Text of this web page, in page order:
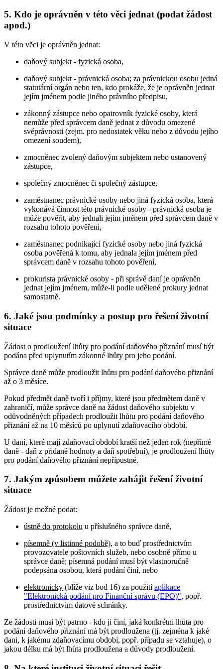
5. Kdo je oprávněn v této věci jednat (podat žádost
apod.)
V této věci je oprávněn jednat:
daňový subjekt - fyzická osoba,
daňový subjekt - právnická osoba; za právnickou osobu jedná
statutární orgán nebo ten, kdo prokáže, že je oprávněn jednat
jejím jménem podle jiného právního předpisu,
zákonný zástupce nebo opatrovník fyzické osoby, která
nemůže před správcem daně jednat z důvodu omezené
svéprávnosti (zejm. pro nedostatek věku nebo z důvodu jejího
omezení soudem),
zmocněnec zvolený daňovým subjektem nebo ustanovený
zástupce,
společný zmocněnec či společný zástupce,
zaměstnanec právnické osoby nebo jiná fyzická osoba, která
vykonává činnost této právnické osoby - právnická osoba je
může pověřit, aby jednali jejím jménem před správcem daně v
rozsahu tohoto pověření,
zaměstnanec podnikající fyzické osoby nebo jiná fyzická
osoba pověřená k tomu, aby jednala jejím jménem před
správcem daně v rozsahu tohoto pověření,
prokurista právnické osoby - při správě daní je oprávněn
jednat jejím jménem, může-li podle udělené prokury jednat
samostatně.
6. Jaké jsou podmínky a postup pro řešení životní
situace
Žádost o prodloužení lhůty pro podání daňového přiznání musí být
podána před uplynutím zákonné lhůty pro jeho podání.
Správce daně může prodloužit lhůtu pro podání daňového přiznání
až o 3 měsíce.
Pokud předmět daně tvoří i příjmy, které jsou předmětem daně v
zahraničí, může správce daně na žádost daňového subjektu v
odůvodněných případech prodloužit lhůtu pro podání daňového
přiznání až na 10 měsíců po uplynutí zdaňovacího období.
U daní, které mají zdaňovací období kratší než jeden rok (nepřímé
daně - daň z přidané hodnoty a daň spotřební), je prodloužení lhůty
pro podání daňového přiznání nepřípustné.
7. Jakým způsobem můžete zahájit řešení životní
situace
Žádost je možné podat:
ústně do protokolu u příslušného správce daně,
písemně (v listinné podobě), a to buď prostřednictvím
provozovatele poštovních služeb, nebo osobně přímo u
správce daně; písemná podání musí být vlastnoručně
podepsána osobou, která podání činí, nebo
elektronicky (blíže viz bod 16) za použitíaplikace
"Elektronická podání pro Finanční správu (EPO)", popř.
prostřednictvím datové schránky.
Ze žádosti musí být patrno - kdo ji činí, jaká konkrétní lhůta pro
podání daňového přiznání má být prodloužena (tj. zejména k jaké
dani, k jakému zdaňovacímu období, popř. případu se vztahuje), o
jakou délku má být lhůta prodloužena a důvody prodloužení.